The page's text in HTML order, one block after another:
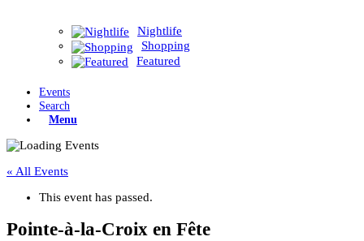
Nightlife
Shopping
Featured
Events
Search
Menu
« All Events
This event has passed.
Pointe-à-la-Croix en Fête